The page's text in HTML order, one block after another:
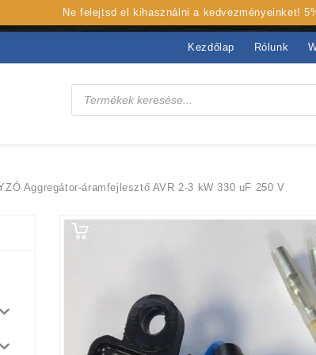
Kezdőlap Rólunk
Products
search
Aggregátor-áramfejlesztő AVR 2-3 kW 330 uF 250 V
Ne felejtsd el kihasználni a kedvezményeinket!